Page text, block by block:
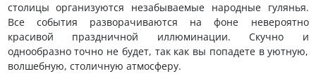
столицы организуются незабываемые народные гулянья.
Все события разворачиваются на фоне невероятно
красивой праздничной иллюминации. Скучно и
однообразно точно не будет, так как вы попадете в уютную,
волшебную, столичную атмосферу.